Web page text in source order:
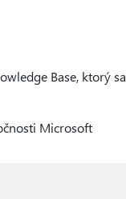
Base, ktorý sa
Microsoft